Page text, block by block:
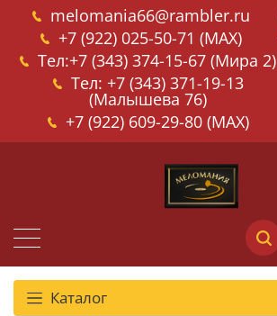
melomania66@rambler.ru
+7 (922) 025-50-71 (MAX)
Тел:+7 (343) 374-15-67 (Мира 2)
Тел: +7 (343) 371-19-13
(Малышева 76)
+7 (922) 609-29-80 (MAX)
Каталог